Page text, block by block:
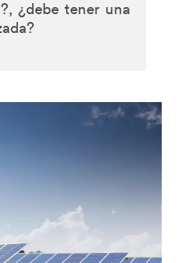
¿debe tener una